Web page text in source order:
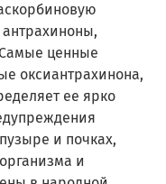
ценные
оксиантрахинона,
ее ярко
и почках,
и